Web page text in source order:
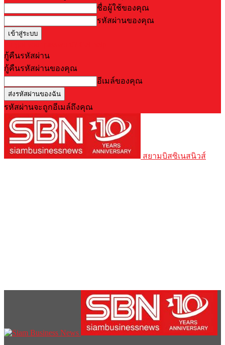
ชื่อผู้ใช้ของคุณ
รหัสผ่านของคุณ
กู้คืนรหัสผ่าน
กู้คืนรหัสผ่านของคุณ
อีเมล์ของคุณ
รหัสผ่านจะถูกอีเมล์ถึงคุณ
สยามบิสซิเนสนิวส์